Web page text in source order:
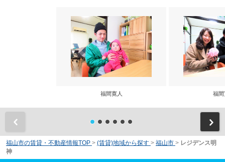
福間寛人 福間
福山市の賃貸・不動産情報TOP > (賃貸)地域から探す > 福山市 > レジデンス明
神